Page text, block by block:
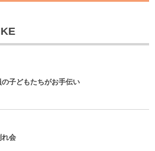
の子どもたちがお手伝い
れ会